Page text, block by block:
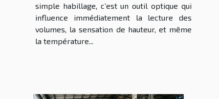
simple habillage, c’est un outil optique qui
influence immédiatement la lecture des
volumes, la sensation de hauteur, et même
la température...